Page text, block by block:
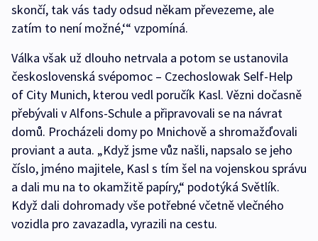
skončí, tak vás tady odsud někam převezeme, ale
zatím to není možné,‘“ vzpomíná.
Válka však už dlouho netrvala a potom se ustanovila
československá svépomoc – Czechoslowak Self-Help
of City Munich, kterou vedl poručík Kasl. Vězni dočasně
přebývali v Alfons-Schule a připravovali se na návrat
domů. Procházeli domy po Mnichově a shromažďovali
proviant a auta. „Když jsme vůz našli, napsalo se jeho
číslo, jméno majitele, Kasl s tím šel na vojenskou správu
a dali mu na to okamžitě papíry,“ podotýká Světlík.
Když dali dohromady vše potřebné včetně vlečného
vozidla pro zavazadla, vyrazili na cestu.